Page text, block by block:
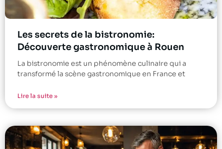
Les secrets de la bistronomie:
Découverte gastronomique à Rouen
La bistronomie est un phénomène culinaire qui a
transformé la scène gastronomique en France et
Lire la suite »